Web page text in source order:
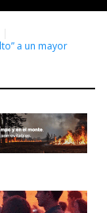
a un mayor